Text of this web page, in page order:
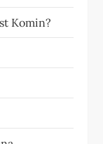
Komin?